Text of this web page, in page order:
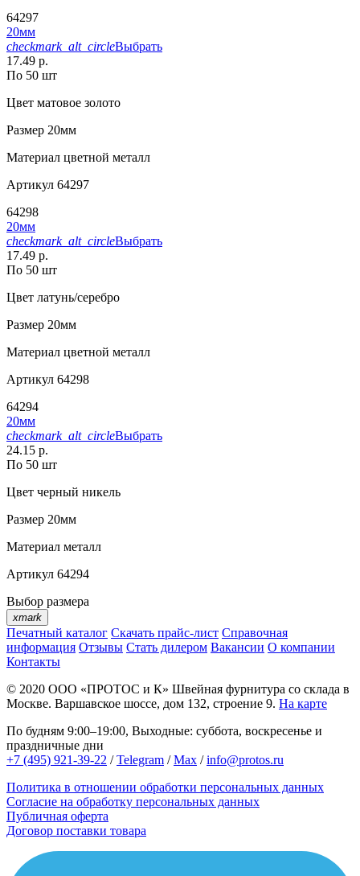
64297
20мм
checkmark_alt_circleВыбрать
17.49 р.
По 50 шт
Цвет матовое золото
Размер 20мм
Материал цветной металл
Артикул 64297
64298
20мм
checkmark_alt_circleВыбрать
17.49 р.
По 50 шт
Цвет латунь/серебро
Размер 20мм
Материал цветной металл
Артикул 64298
64294
20мм
checkmark_alt_circleВыбрать
24.15 р.
По 50 шт
Цвет черный никель
Размер 20мм
Материал металл
Артикул 64294
Выбор размера
xmark
Печатный каталог Скачать прайс-лист Справочная
информация Отзывы Стать дилером Вакансии О компании
Контакты
© 2020 ООО «ПРОТОС и К» Швейная фурнитура со склада в
Москве. Варшавское шоссе, дом 132, строение 9. На карте
По будням 9:00–19:00, Выходные: суббота, воскресенье и
праздничные дни
+7 (495) 921-39-22 /Telegram /Max /info@protos.ru
Политика в отношении обработки персональных данных
Согласие на обработку персональных данных
Публичная оферта
Договор поставки товара